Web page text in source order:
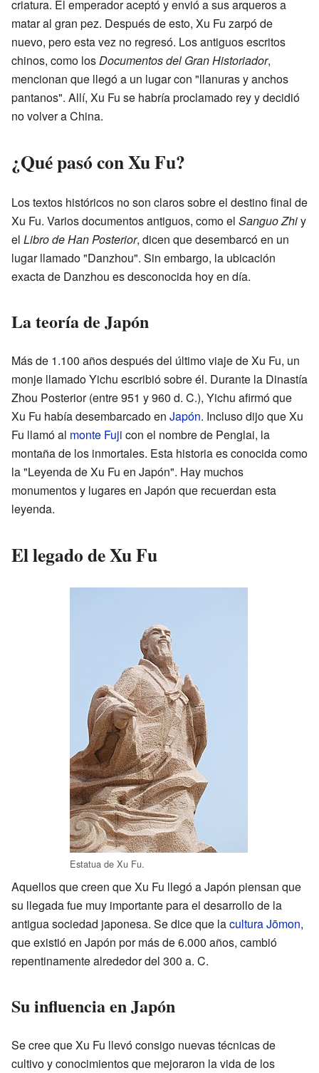
criatura. El emperador aceptó y envió a sus arqueros a
matar al gran pez. Después de esto, Xu Fu zarpó de
nuevo, pero esta vez no regresó. Los antiguos escritos
chinos, como losDocumentos del Gran Historiador,
mencionan que llegó a un lugar con "llanuras y anchos
pantanos". Allí, Xu Fu se habría proclamado rey y decidió
no volver a China.
¿Qué pasó con Xu Fu?
Los textos históricos no son claros sobre el destino final de
Xu Fu. Varios documentos antiguos, como el Sanguo Zhiy
el Libro de Han Posterior, dicen que desembarcó en un
lugar llamado "Danzhou". Sin embargo, la ubicación
exacta de Danzhou es desconocida hoy en día.
La teoría de Japón
Más de 1.100 años después del último viaje de Xu Fu, un
monje llamado Yichu escribió sobre él. Durante la Dinastía
Zhou Posterior (entre 951 y 960 d. C.), Yichu afirmó que
Xu Fu había desembarcado en Japón. Incluso dijo que Xu
Fu llamó al monte Fuji con el nombre de Penglai, la
montaña de los inmortales. Esta historia es conocida como
la "Leyenda de Xu Fu en Japón". Hay muchos
monumentos y lugares en Japón que recuerdan esta
leyenda.
El legado de Xu Fu
Estatua de Xu Fu.
Aquellos que creen que Xu Fu llegó a Japón piensan que
su llegada fue muy importante para el desarrollo de la
antigua sociedad japonesa. Se dice que lacultura Jōmon,
que existió en Japón por más de 6.000 años, cambió
repentinamente alrededor del 300 a. C.
Su influencia en Japón
Se cree que Xu Fu llevó consigo nuevas técnicas de
cultivo y conocimientos que mejoraron la vida de los